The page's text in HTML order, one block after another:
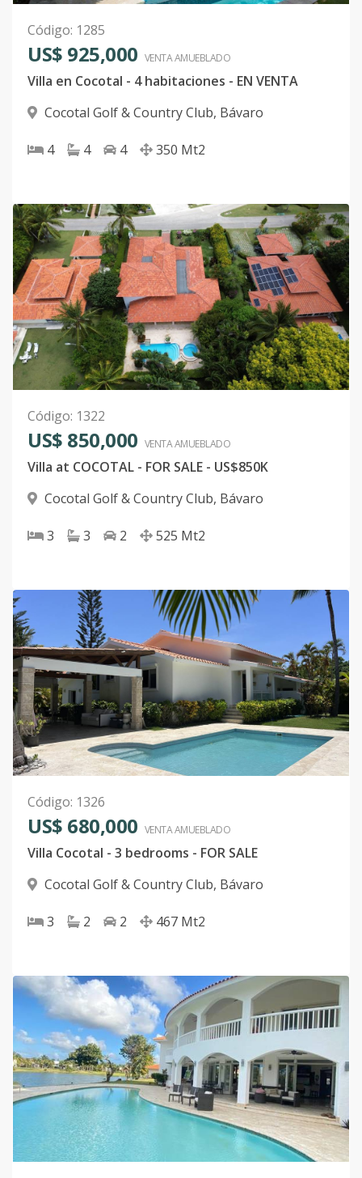
Código: 1285
US$ 925,000 VENTA AMUEBLADO
Villa en Cocotal - 4 habitaciones - EN VENTA
Cocotal Golf & Country Club, Bávaro
4 4 4 350 Mt2
Código: 1322
US$ 850,000 VENTA AMUEBLADO
Villa at COCOTAL - FOR SALE - US$850K
Cocotal Golf & Country Club, Bávaro
3 3 2 525 Mt2
Código: 1326
US$ 680,000 VENTA AMUEBLADO
Villa Cocotal - 3 bedrooms - FOR SALE
Cocotal Golf & Country Club, Bávaro
3 2 2 467 Mt2